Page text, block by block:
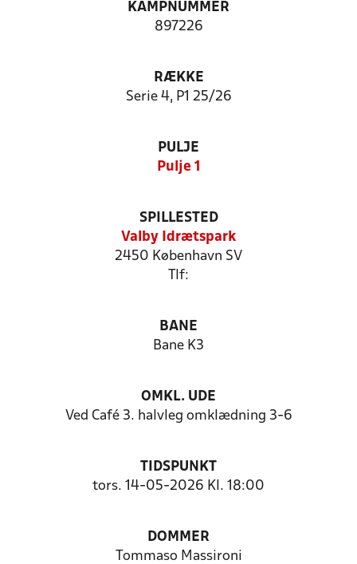
KAMPNUMMER
897226
RÆKKE
Serie 4, P1 25/26
PULJE
Pulje 1
SPILLESTED
Valby Idrætspark
2450 København SV
Tlf:
BANE
Bane K3
OMKL. UDE
Ved Café 3. halvleg omklædning 3-6
TIDSPUNKT
tors. 14-05-2026 Kl. 18:00
DOMMER
Tommaso Massironi